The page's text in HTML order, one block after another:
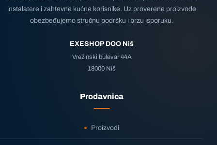
instalatere i zahtevne kućne korisnike. Uz proverene proizvode
obezbeđujemo stručnu podršku i brzu isporuku.
EXESHOP DOO Niš
Vrežinski bulevar 44A
18000 Niš
Prodavnica
Proizvodi